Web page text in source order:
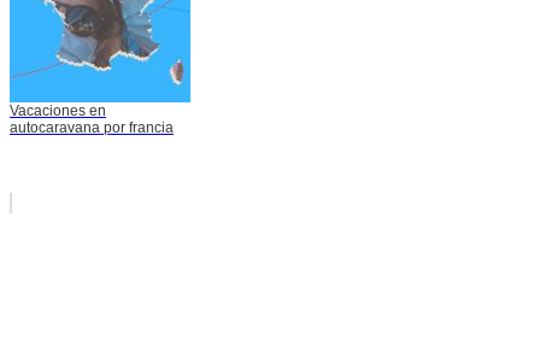
Vacaciones en
autocaravana por francia